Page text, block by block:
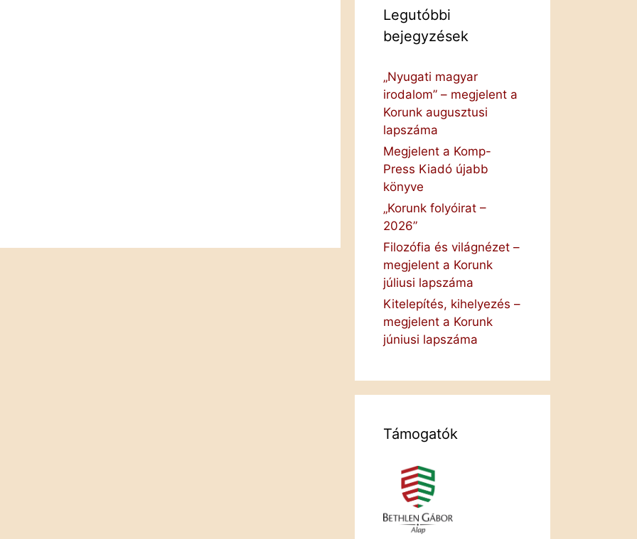
Legutóbbi
bejegyzések
„Nyugati magyar
irodalom” – megjelent a
Korunk augusztusi
lapszáma
Megjelent a Komp-
Press Kiadó újabb
könyve
„Korunk folyóirat –
2026”
Filozófia és világnézet –
megjelent a Korunk
júliusi lapszáma
Kitelepítés, kihelyezés –
megjelent a Korunk
júniusi lapszáma
Támogatók